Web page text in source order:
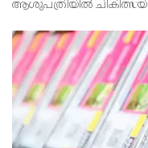
ആശുപത്രിയിൽ